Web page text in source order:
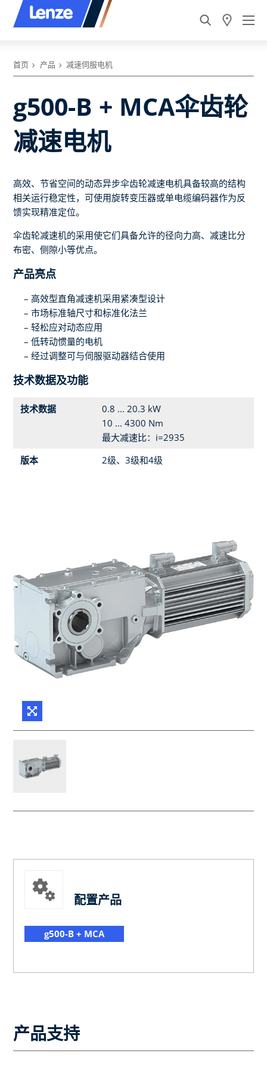
首页 产品 减速伺服电机
g500-B + MCA伞齿轮
减速电机
高效、节省空间的动态异步伞齿轮减速电机具备较高的结构
相关运行稳定性，可使用旋转变压器或单电缆编码器作为反
馈实现精准定位。
伞齿轮减速机的采用使它们具备允许的径向力高、减速比分
布密、侧隙小等优点。
产品亮点
高效型直角减速机采用紧凑型设计
市场标准轴尺寸和标准化法兰
轻松应对动态应用
低转动惯量的电机
经过调整可与伺服驱动器结合使用
技术数据及功能
技术数据
0.8 ... 20.3 kW
10 ... 4300 Nm
最大减速比：i=2935
版本
2级、3级和4级
配置产品
g500-B + MCA
产品支持